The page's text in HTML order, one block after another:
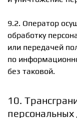
9.2. Оператор
обработку
или передачей
по
без таковой.
10.